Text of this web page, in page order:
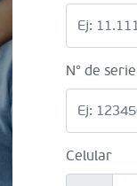
N° de
Celular